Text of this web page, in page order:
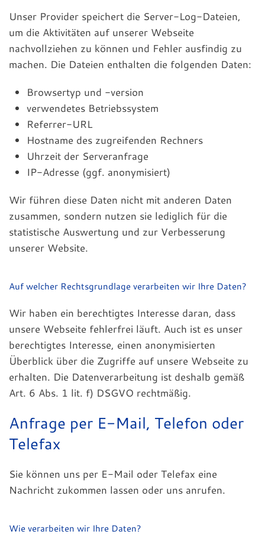
Unser Provider speichert die Server-Log-Dateien,
um die Aktivitäten auf unserer Webseite
nachvollziehen zu können und Fehler ausfindig zu
machen. Die Dateien enthalten die folgenden Daten:
Browsertyp und -version
verwendetes Betriebssystem
Referrer-URL
Hostname des zugreifenden Rechners
Uhrzeit der Serveranfrage
IP-Adresse (ggf. anonymisiert)
Wir führen diese Daten nicht mit anderen Daten
zusammen, sondern nutzen sie lediglich für die
statistische Auswertung und zur Verbesserung
unserer Website.
Auf welcher Rechtsgrundlage verarbeiten wir Ihre Daten?
Wir haben ein berechtigtes Interesse daran, dass
unsere Webseite fehlerfrei läuft. Auch ist es unser
berechtigtes Interesse, einen anonymisierten
Überblick über die Zugriffe auf unsere Webseite zu
erhalten. Die Datenverarbeitung ist deshalb gemäß
Art. 6 Abs. 1 lit. f) DSGVO rechtmäßig.
Anfrage per E-Mail, Telefon oder
Telefax
Sie können uns per E-Mail oder Telefax eine
Nachricht zukommen lassen oder uns anrufen.
Wie verarbeiten wir Ihre Daten?